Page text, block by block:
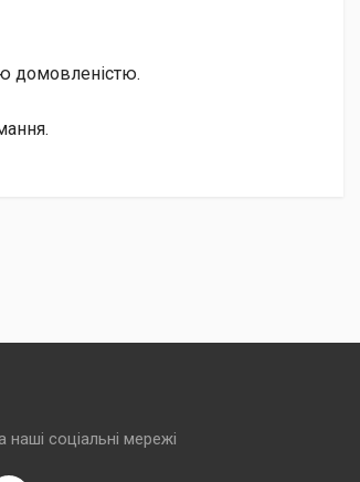
домовленістю.
наші соціальні мережі